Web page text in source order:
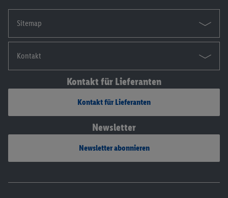
Sitemap
Kontakt
Kontakt für Lieferanten
Kontakt für Lieferanten
Newsletter
Newsletter abonnieren